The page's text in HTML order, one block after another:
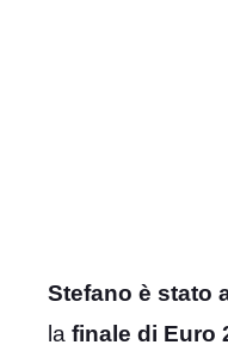
Stefano è stato
la finale di Euro